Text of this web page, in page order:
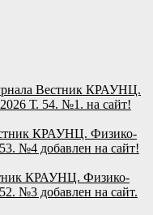
Вестник КРАУНЦ.
Т. 54. №1. на сайт!
КРАУНЦ. Физико-
№4 добавлен на сайт!
КРАУНЦ. Физико-
№3 добавлен на сайт.